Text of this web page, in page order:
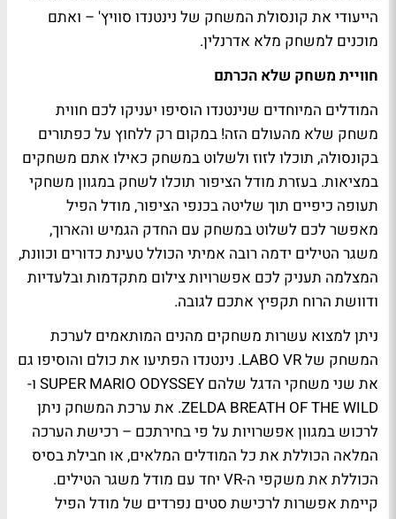
הייעודי את קונסולת המשחק של נינטנדו סוויץ' – ואתם
מוכנים למשחק מלא אדרנלין.
חוויית משחק שלא הכרתם
המודלים המיוחדים שנינטנדו הוסיפו יעניקו לכם חווית
משחק שלא מהעולם הזה! במקום רק ללחוץ על כפתורים
בקונסולה, תוכלו לזוז ולשלוט במשחק כאילו אתם משחקים
במציאות. בעזרת מודל הציפור תוכלו לשחק במגוון משחקי
תעופה כיפיים תוך שליטה בכנפי הציפור, מודל הפיל
מאפשר לכם לשלוט במשחק עם החדק הגמיש והארוך,
משגר הטילים ידמה רובה אמיתי הכולל טעינת כדורים וכוונת,
המצלמה תעניק לכם אפשרויות צילום מתקדמות ובלעדיות
ודוושת הרוח תקפיץ אתכם לגובה.
ניתן למצוא עשרות משחקים מהנים המותאמים לערכת
המשחק שלLABO VR. נינטנדו הפתיעו את כולם והוסיפו גם
את שני משחקי הדגל שלהם SUPER MARIO ODYSSEY ו-
ZELDA BREATH OF THE WILD. את ערכת המשחק ניתן
לרכוש במגוון אפשרויות על פי בחירתכם – רכישת הערכה
המלאה הכוללת את כל המודלים המלאים, או חבילת בסיס
הכוללת את משקפי ה-VR יחד עם מודל משגר הטילים.
קיימת אפשרות לרכישת סטים נפרדים של מודל הפיל